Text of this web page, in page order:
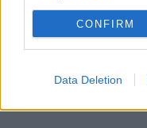
CONFIRM
Data Deletion